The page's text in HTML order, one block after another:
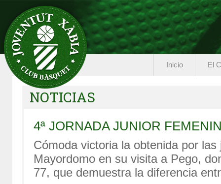
Inicio El
NOTICIAS
4ª JORNADA JUNIOR
Cómoda victoria la obtenida por
Mayordomo en su visita a Pego,
77, que demuestra la diferencia